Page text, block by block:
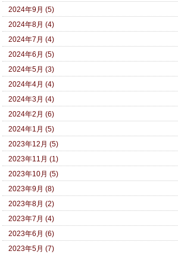
2024年9月 (5)
2024年8月 (4)
2024年7月 (4)
2024年6月 (5)
2024年5月 (3)
2024年4月 (4)
2024年3月 (4)
2024年2月 (6)
2024年1月 (5)
2023年12月 (5)
2023年11月 (1)
2023年10月 (5)
2023年9月 (8)
2023年8月 (2)
2023年7月 (4)
2023年6月 (6)
2023年5月 (7)